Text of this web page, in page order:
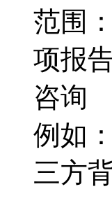
范围
项报
咨询
例如
三方